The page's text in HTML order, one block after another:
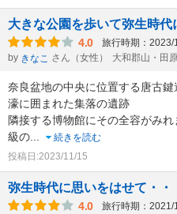
大きな公園を歩いて弥生時代
4.0 旅行時期：2023/
by きなこ さん（女性） 大和郡山・田
奈良盆地の中央に位置する唐古
濠に囲まれた集落の遺跡
隣接する博物館にその全容がみ
級の
続きを読む
投稿日:2023/11/15
弥生時代に思いをはせて・・
4.0 旅行時期：2021/